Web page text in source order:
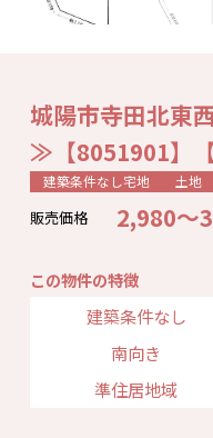
城陽市寺田北
≫【8051901】
建築条件なし宅地 土地
販売価格 2,980～
この物件の特徴
建築条件なし
南向き
準住居地域